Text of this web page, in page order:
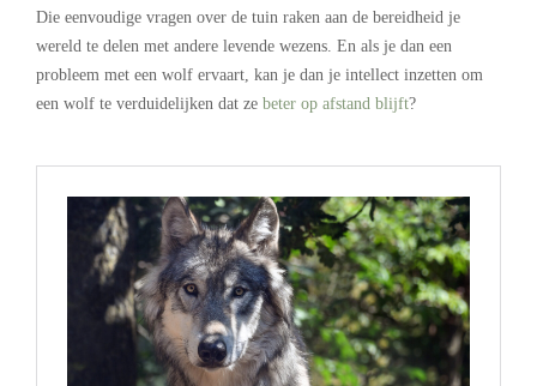
Die eenvoudige vragen over de tuin raken aan de bereidheid je
wereld te delen met andere levende wezens. En als je dan een
probleem met een wolf ervaart, kan je dan je intellect inzetten om
een wolf te verduidelijken dat ze beter op afstand blijft?